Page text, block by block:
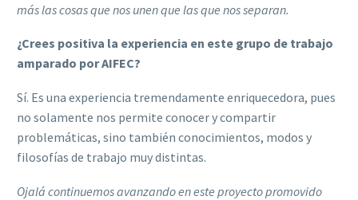
más las cosas que nos unen que las que nos separan.
¿Crees positiva la experiencia en este grupo de trabajo
amparado por AIFEC?
Sí. Es una experiencia tremendamente enriquecedora, pues
no solamente nos permite conocer y compartir
problemáticas, sino también conocimientos, modos y
filosofías de trabajo muy distintas.
Ojalá continuemos avanzando en este proyecto promovido